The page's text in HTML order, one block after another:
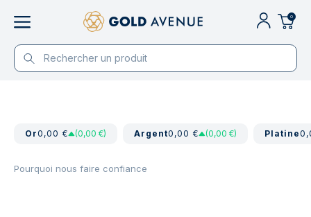
0
Or0,00 € (0,00 €) Argent0,00 € (0,00 €) Platine
Pourquoi nous faire confiance